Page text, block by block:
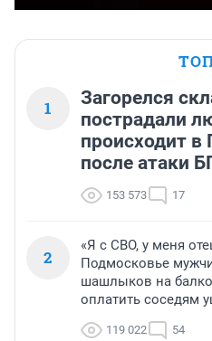
1
Загорелся
пострадали
происходит
после атаки
153 573 17
2
«Я с СВО, у меня
Подмосковье
шашлыков на
оплатить соседям
119 022 54